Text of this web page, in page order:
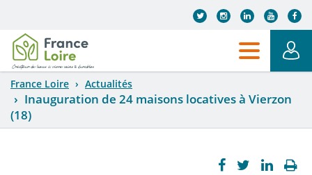
France Loire Actualités
Inauguration de 24 maisons locatives à Vierzon
(18)